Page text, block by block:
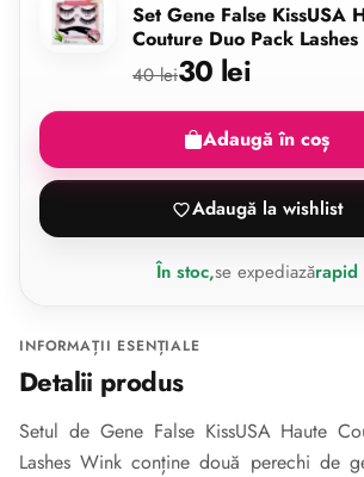
Set Gene False KissUSA
Couture Duo Pack
40 lei30 lei
Adaugă în coș
Adaugă la wishlist
În stoc,se expediazărapid
INFORMAȚII ESENȚIALE
Detalii produs
Setul de Gene False KissUSA Haute
Lashes Wink conține două perechi de